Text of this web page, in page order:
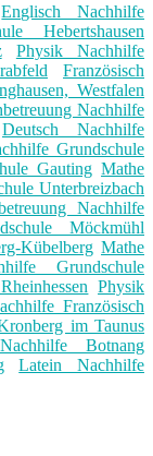
Englisch Nachhilfe
Hebertshausen
Physik Nachhilfe
Französisch
Westfalen
Nachhilfe
Deutsch Nachhilfe
Grundschule
Gauting Mathe
Unterbreizbach
Nachhilfe
Möckmühl
Kübelberg Mathe
Grundschule
Physik
Französisch
im Taunus
Botnang
Latein Nachhilfe